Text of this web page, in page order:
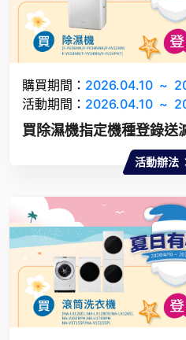
購買期間： 2026.04.10 ~
活動期間： 2026.04.10 ~
買除濕機指定機種登錄送
活動辦法